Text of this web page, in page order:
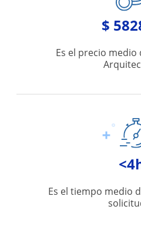
$
Es el precio medio
Es el tiempo medio